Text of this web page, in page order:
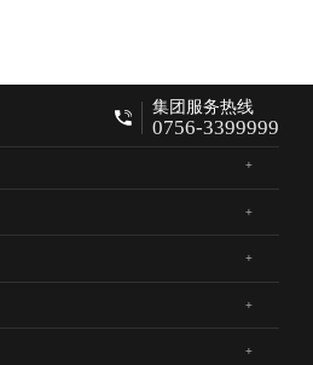
集团服务热线
0756-3399999